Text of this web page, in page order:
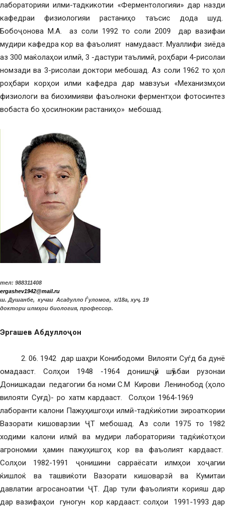
лабораторияи илми-тадкикотии «Ферментологияи» дар назди
кафедраи физиологияи растаниҳо таъсис дода шуд.
Бобоҷонова М.А. аз соли 1992 то соли 2009 дар вазифаи
мудири кафедра кор ва фаъолият намудааст. Муаллифи зиёда
аз 300 маќолаҳои илмӣ, 3 -дастури таълимӣ, роҳбари 4-рисолаи
номзади ва 3-рисолаи доктори мебошад. Аз соли 1962 то ҳол
роҳбари корҳои илми кафедра дар мавзуъи «Механизмҳои
физиологи ва биохимияви фаъолноки ферментҳои фотосинтез
вобаста бо ҳосилнокии растаниҳо» мебошад.
тел: 988311408
ergashev1942@mail.ru
ш. Душанбе, кучаи Асадулло Ѓуломов, х/18а, хуҷ. 19
доктори илмҳои биология, профессор.
Эргашев Абдуллоҷон
2. 06. 1942 дар шаҳри Конибодоми Вилояти Суѓд ба дунё
омадааст. Солҳои 1948 -1964 донишҷӯи шӯъбаи рузонаи
Донишкадаи педагогии ба номи С.М Кирови Ленинобод (ҳоло
вилояти Суғд)- ро хатм кардааст. Солҳои 1964-1969
лаборанти калони Пажуҳишгоҳи илмӣ-тадќиќотии зироаткории
Вазорати кишоварзии ҶТ мебошад. Аз соли 1975 то 1982
ходими калони илмӣ ва мудири лабораторияи тадќиќотҳои
агрономии ҳамин пажуҳишгоҳ кор ва фаъолият кардааст.
Солҳои 1982-1991 ҷонишини сарраёсати илмҳои хоҷагии
ќишлоќ ва ташвиќоти Вазорати кишоварзӣ ва Кумитаи
давлатии агросаноатии ҶТ. Дар тули фаъолияти корияш дар
дар вазифаҳои гуногун кор кардааст: солҳои 1991-1993 дар